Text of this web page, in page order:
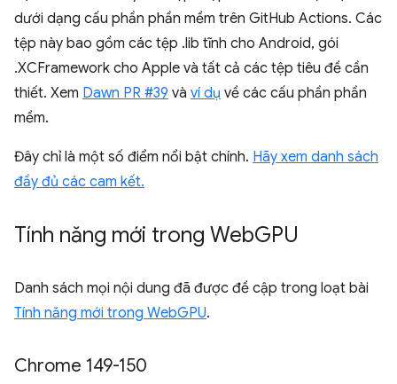
dưới dạng cấu phần phần mềm trên GitHub Actions. Các
tệp này bao gồm các tệp .lib tĩnh cho Android, gói
.XCFramework cho Apple và tất cả các tệp tiêu đề cần
thiết. Xem Dawn PR #39 và ví dụ về các cấu phần phần
mềm.
Đây chỉ là một số điểm nổi bật chính. Hãy xem danh sách
đầy đủ các cam kết.
Tính năng mới trong WebGPU
Danh sách mọi nội dung đã được đề cập trong loạt bài
Tính năng mới trong WebGPU.
Chrome 149-150